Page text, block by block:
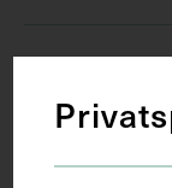
Bologna